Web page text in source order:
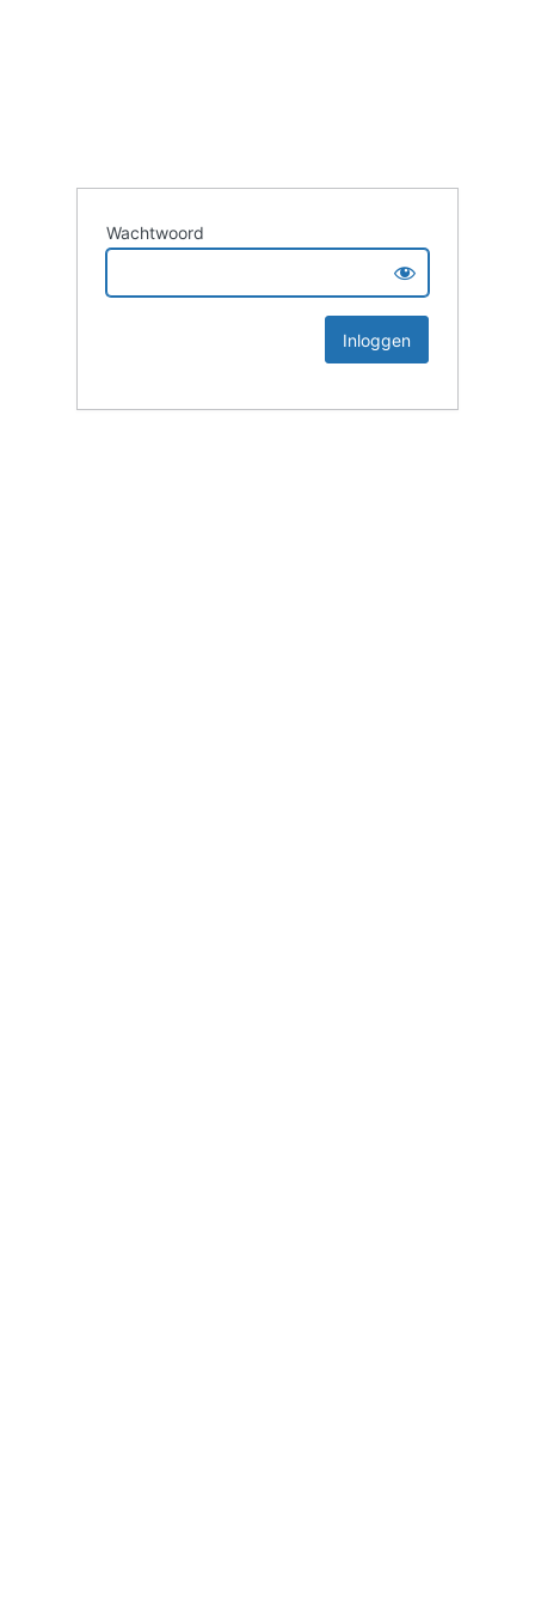
Wachtwoord